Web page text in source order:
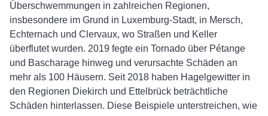
Überschwemmungen in zahlreichen Regionen,
insbesondere im Grund in Luxemburg-Stadt, in Mersch,
Echternach und Clervaux, wo Straßen und Keller
überflutet wurden. 2019 fegte ein Tornado über Pétange
und Bascharage hinweg und verursachte Schäden an
mehr als 100 Häusern. Seit 2018 haben Hagelgewitter in
den Regionen Diekirch und Ettelbrück beträchtliche
Schäden hinterlassen. Diese Beispiele unterstreichen, wie